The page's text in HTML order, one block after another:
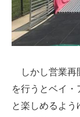
しかし営業再
を行うとベイ・
と楽しめるよ